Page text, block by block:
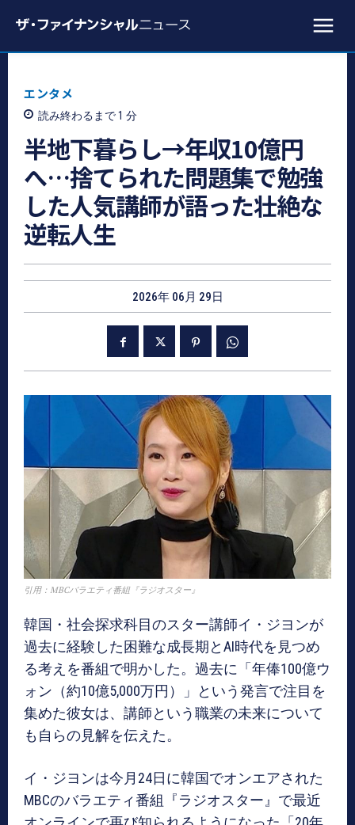
エンタメ
読み終わるまで 1 分
半地下暮らし→年収10億円
へ…捨てられた問題集で勉強
した人気講師が語った壮絶な
逆転人生
2026年 06月 29日
引用：MBCバラエティ番組『ラジオスター』
韓国・社会探求科目のスター講師イ・ジヨンが
過去に経験した困難な成長期とAI時代を見つめ
る考えを番組で明かした。過去に「年俸100億ウ
ォン（約10億5,000万円）」という発言で注目を
集めた彼女は、講師という職業の未来について
も自らの見解を伝えた。
イ・ジヨンは今月24日に韓国でオンエアされた
MBCのバラエティ番組『ラジオスター』で最近